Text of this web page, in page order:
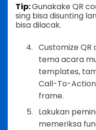
Tip:Gunakake QR
sing bisa disunting
bisa dilacak.
Customize
tema acara
templates,
Call-To-
frame.
Lakukan
memeriksa